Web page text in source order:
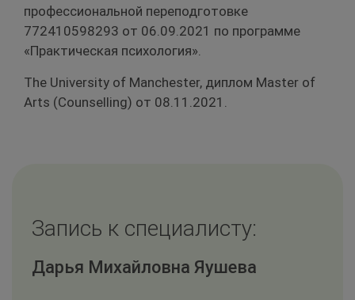
профессиональной переподготовке
772410598293 от 06.09.2021 по программе
«Практическая психология».
The University of Manchester, диплом Master of
Arts (Counselling) от 08.11.2021.
Запись к специалисту:
Дарья Михайловна Яушева